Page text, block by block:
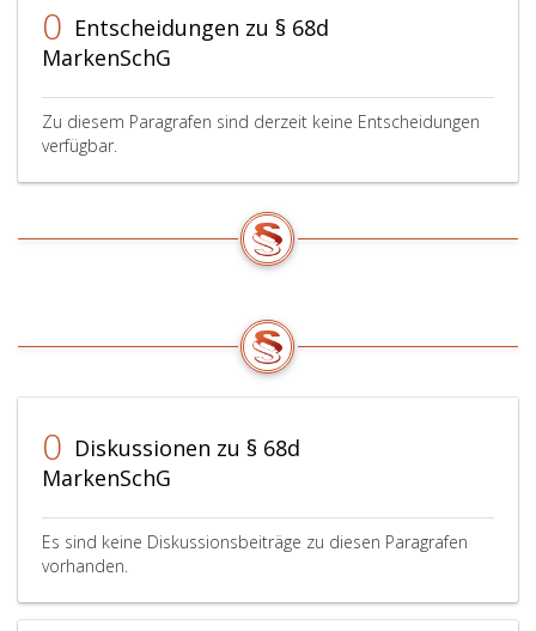
0 Entscheidungen zu § 68d
MarkenSchG
Zu diesem Paragrafen sind derzeit keine Entscheidungen
verfügbar.
0 Diskussionen zu § 68d
MarkenSchG
Es sind keine Diskussionsbeiträge zu diesen Paragrafen
vorhanden.